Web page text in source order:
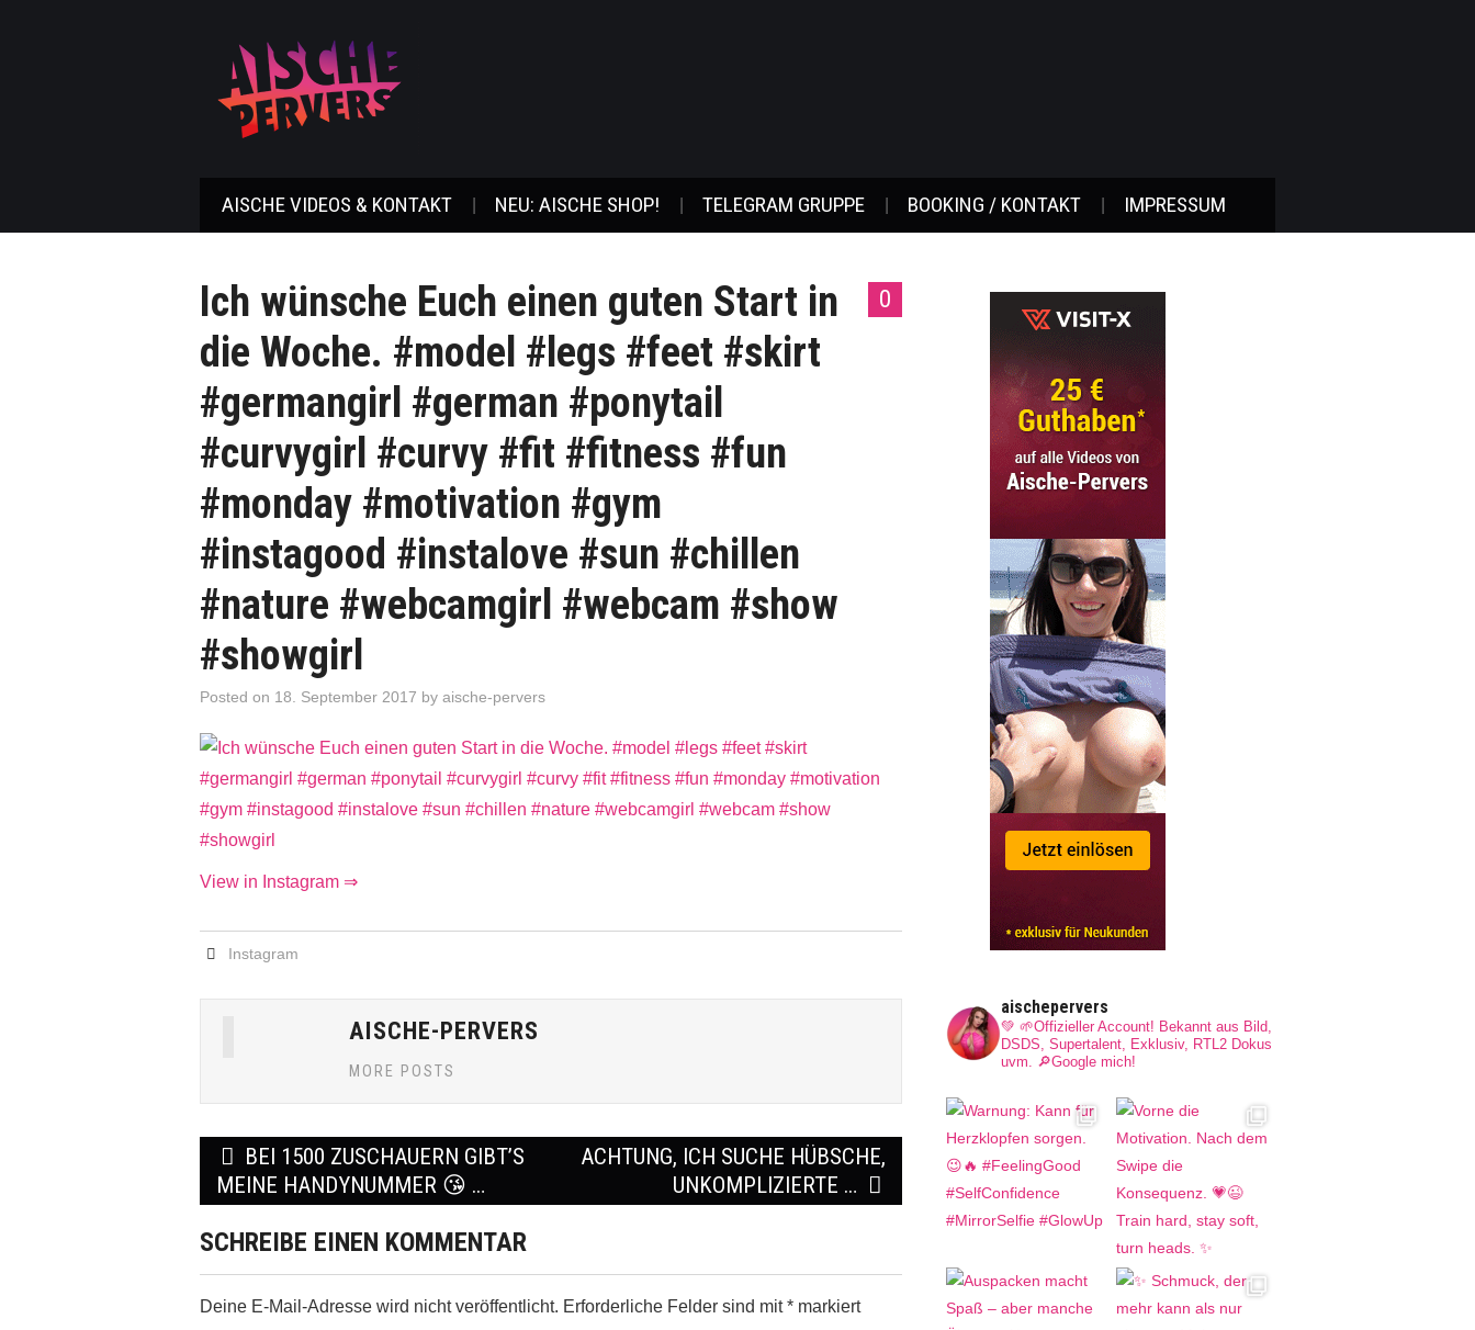
AISCHE VIDEOS & KONTAKT NEU: AISCHE SHOP! TELEGRAM GRUPPE BOOKING / KONTAKT IMPRESSUM
0
Ich wünsche Euch einen guten Start in
die Woche. #model #legs #feet #skirt
#germangirl #german #ponytail
#curvygirl #curvy #fit #fitness #fun
#monday #motivation #gym
#instagood #instalove #sun #chillen
#nature #webcamgirl #webcam #show
#showgirl
Posted on 18. September 2017 by aische-pervers
View in Instagram ⇒
Instagram
AISCHE-PERVERS
MORE POSTS
Post
navigation
BEI 1500 ZUSCHAUERN GIBT’S
MEINE HANDYNUMMER 😘 …
ACHTUNG, ICH SUCHE HÜBSCHE,
UNKOMPLIZIERTE …
SCHREIBE EINEN KOMMENTAR
Deine E-Mail-Adresse wird nicht veröffentlicht. Erforderliche Felder sind mit* markiert
aischepervers
💚 🌱Offizieller Account! Bekannt aus Bild,
DSDS, Supertalent, Exklusiv, RTL2 Dokus
uvm. 🔎Google mich!